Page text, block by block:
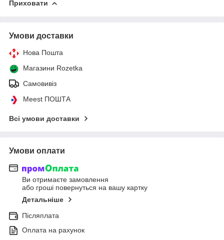
Приховати
Умови доставки
Нова Пошта
Магазини Rozetka
Самовивіз
Meest ПОШТА
Всі умови доставки
Умови оплати
Ви отримаєте замовлення
або гроші повернуться на вашу картку
Детальніше
Післяплата
Оплата на рахунок